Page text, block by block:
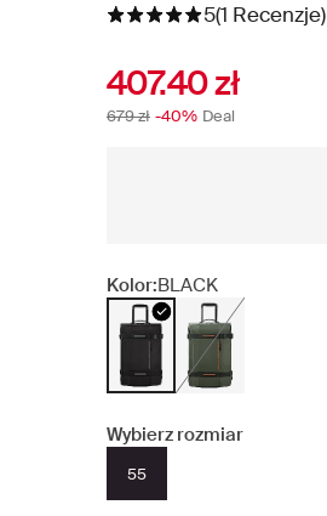
5(1 Recenzje)
407.40 zł
679 zł -40% Deal
Kolor:BLACK
Wybierz rozmiar
55